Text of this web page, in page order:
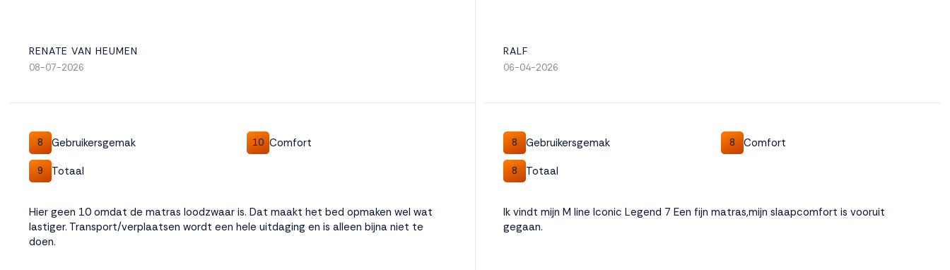
RENATE VAN HEUMEN
08-07-2026
RALF
06-04-2026
8 Gebruikersgemak 10 Comfort
9 Totaal
Hier geen 10 omdat de matras loodzwaar is. Dat maakt het bed opmaken wel wat
lastiger. Transport/verplaatsen wordt een hele uitdaging en is alleen bijna niet te
doen.
8 Gebruikersgemak 8 Comfort
8 Totaal
Ik vindt mijn M line Iconic Legend 7 Een fijn matras,mijn slaapcomfort is vooruit
gegaan.